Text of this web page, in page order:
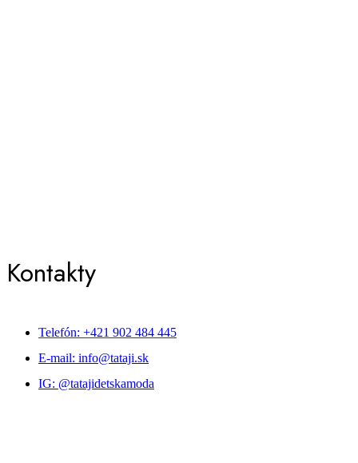
Kontakty
Telefón: +421 902 484 445
E-mail: info@tataji.sk
IG: @tatajidetskamoda